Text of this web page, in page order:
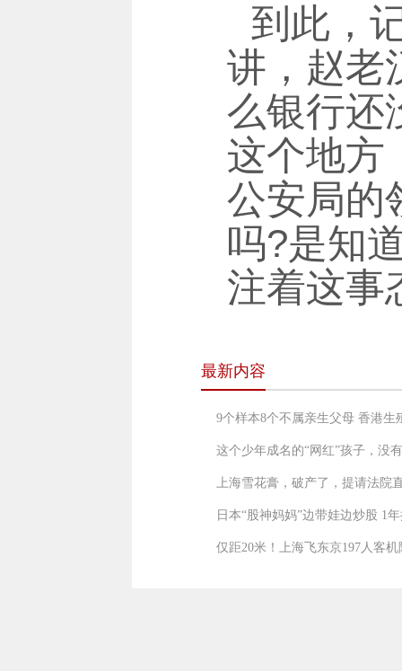
到此，
讲，赵老
么银行还
这个地方
公安局的
吗?是知
注着这事
最新内容
9个样本8个不属亲生父母 香港生
这个少年成名的“网红”孩子，没
上海雪花膏，破产了，提请法院
日本“股神妈妈”边带娃边炒股 1
仅距20米！上海飞东京197人客机